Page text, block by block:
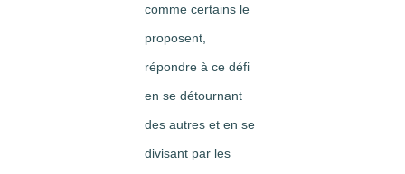
comme certains le
proposent,
répondre à ce défi
en se détournant
des autres et en se
divisant par les